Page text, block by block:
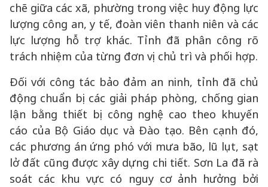
chẽ giữa các xã, phường trong việc huy động lực
lượng công an, y tế, đoàn viên thanh niên và các
lực lượng hỗ trợ khác. Tỉnh đã phân công rõ
trách nhiệm của từng đơn vị chủ trì và phối hợp.
Đối với công tác bảo đảm an ninh, tỉnh đã chủ
động chuẩn bị các giải pháp phòng, chống gian
lận bằng thiết bị công nghệ cao theo khuyến
cáo của Bộ Giáo dục và Đào tạo. Bên cạnh đó,
các phương án ứng phó với mưa bão, lũ lụt, sạt
lở đất cũng được xây dựng chi tiết. Sơn La đã rà
soát các khu vực có nguy cơ ảnh hưởng bởi